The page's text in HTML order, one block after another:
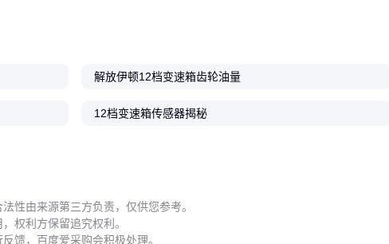
会影响散热效果。
动容易导致螺栓松动，进而引发壳体变形或轴承受力不均。简
环节都会影响最终效益。记住：适合重载爬坡的配置未必适合
长途干线运输，关键是根据实际工况做系统考量。
解放伊顿12档变速箱齿轮油量
12档变速箱传感器揭秘
性由来源第三方负责，仅供您参考。
权利方保留追究权利。
馈，百度爱采购会积极处理。